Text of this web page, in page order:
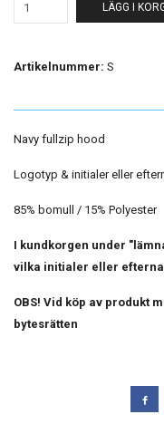
LÄGG I
Artikelnummer: S
Navy fullzip hood
Logotyp & initialer eller
85% bomull / 15% Polyester
I kundkorgen under
vilka initialer eller
OBS! Vid köp av produkt
bytesrätten